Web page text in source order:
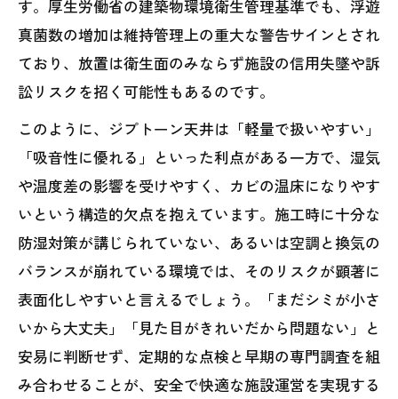
す。厚生労働省の建築物環境衛生管理基準でも、浮遊
真菌数の増加は維持管理上の重大な警告サインとされ
ており、放置は衛生面のみならず施設の信用失墜や訴
訟リスクを招く可能性もあるのです。
このように、ジプトーン天井は「軽量で扱いやすい」
「吸音性に優れる」といった利点がある一方で、湿気
や温度差の影響を受けやすく、カビの温床になりやす
いという構造的欠点を抱えています。施工時に十分な
防湿対策が講じられていない、あるいは空調と換気の
バランスが崩れている環境では、そのリスクが顕著に
表面化しやすいと言えるでしょう。「まだシミが小さ
いから大丈夫」「見た目がきれいだから問題ない」と
安易に判断せず、定期的な点検と早期の専門調査を組
み合わせることが、安全で快適な施設運営を実現する